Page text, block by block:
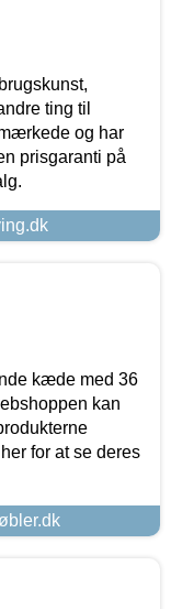
ting til
og har
prisgaranti på
kæde med 36
kan
for at se deres